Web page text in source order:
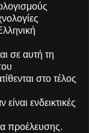
σε αυτή τη
στο τέλος
ενδεικτικές
προέλευσης.